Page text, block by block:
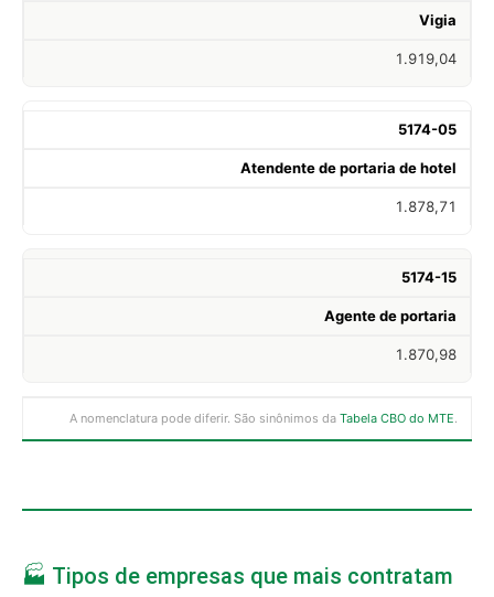
Vigia
1.919,04
5174-05
Atendente de portaria de hotel
1.878,71
5174-15
Agente de portaria
1.870,98
A nomenclatura pode diferir. São sinônimos da Tabela CBO do MTE.
🏭 Tipos de empresas que mais contratam